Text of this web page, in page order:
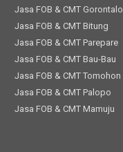
Jasa FOB & CMT Gorontalo
Jasa FOB & CMT Bitung
Jasa FOB & CMT Parepare
Jasa FOB & CMT Bau-Bau
Jasa FOB & CMT Tomohon
Jasa FOB & CMT Palopo
Jasa FOB & CMT Mamuju